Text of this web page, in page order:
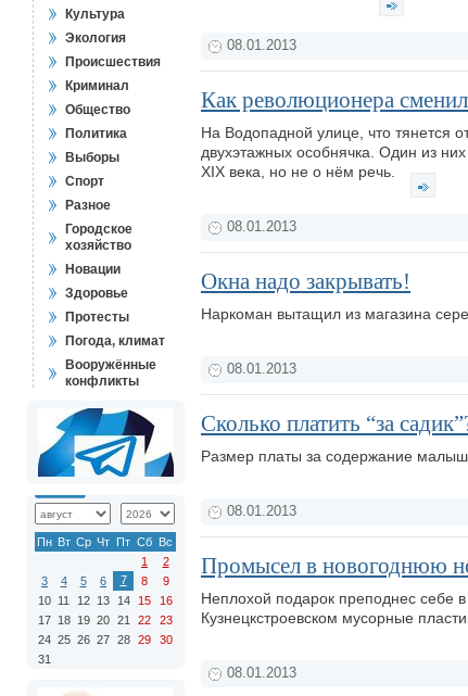
Культура
Экология
Происшествия
Криминал
Общество
Политика
Выборы
Спорт
Разное
Городское
хозяйство
Новации
Здоровье
Протесты
Погода, климат
Вооружённые
конфликты
Пн Вт Ср Чт Пт Сб Вс
1
2
3
4 5 6 7 8
9
10 11 12 13 14 15
16
17 18 19 20 21 22
23
24 25 26 27 28 29
30
31
08.01.2013
Как революционера
На Водопадной улице, что тянется
двухэтажных особнячка. Один из
XIX века, но не о нём речь.
08.01.2013
Окна надо закрывать!
Наркоман вытащил из магазина
08.01.2013
Сколько платить “за
Размер платы за содержание
08.01.2013
Промысел в новогоднюю
Неплохой подарок преподнес себе
Кузнецкстроевском мусорные
08.01.2013